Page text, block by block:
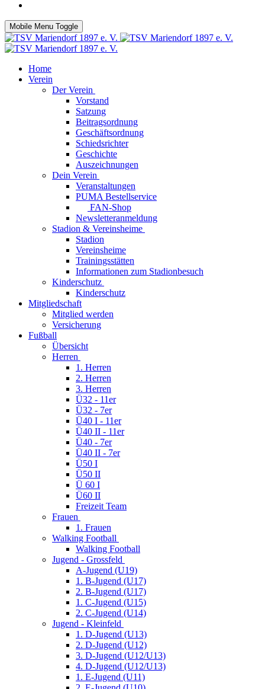
Mobile Menu Toggle
Home
Verein
Der Verein
Vorstand
Satzung
Beitragsordnung
Geschäftsordnung
Schiedsrichter
Geschichte
Auszeichnungen
Dein Verein
Veranstaltungen
PUMA Bestellservice
FAN-Shop
Newsletteranmeldung
Stadion & Vereinsheime
Stadion
Vereinsheime
Trainingsstätten
Informationen zum Stadionbesuch
Kinderschutz
Kinderschutz
Mitgliedschaft
Mitglied werden
Versicherung
Fußball
Übersicht
Herren
1. Herren
2. Herren
3. Herren
Ü32 - 11er
Ü32 - 7er
Ü40 I - 11er
Ü40 II - 11er
Ü40 - 7er
Ü40 II - 7er
Ü50 I
Ü50 II
Ü 60 I
Ü60 II
Freizeit Team
Frauen
1. Frauen
Walking Football
Walking Football
Jugend - Grossfeld
A-Jugend (U19)
1. B-Jugend (U17)
2. B-Jugend (U17)
1. C-Jugend (U15)
2. C-Jugend (U14)
Jugend - Kleinfeld
1. D-Jugend (U13)
2. D-Jugend (U12)
3. D-Jugend (U12/U13)
4. D-Jugend (U12/U13)
1. E-Jugend (U11)